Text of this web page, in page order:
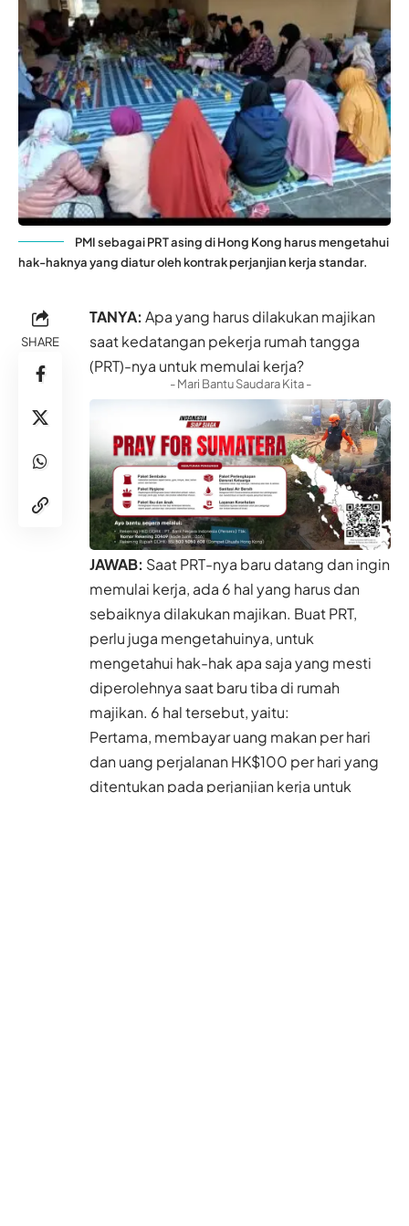
PMI sebagai PRT asing di Hong Kong harus mengetahui
hak-haknya yang diatur oleh kontrak perjanjian kerja standar.
SHARE
TANYA: Apa yang harus dilakukan majikan
saat kedatangan pekerja rumah tangga
(PRT)-nya untuk memulai kerja?
- Mari Bantu Saudara Kita -
JAWAB: Saat PRT-nya baru datang dan ingin
memulai kerja, ada 6 hal yang harus dan
sebaiknya dilakukan majikan. Buat PRT,
perlu juga mengetahuinya, untuk
mengetahui hak-hak apa saja yang mesti
diperolehnya saat baru tiba di rumah
majikan. 6 hal tersebut, yaitu:
Pertama, membayar uang makan per hari
dan uang perjalanan HK$100 per hari yang
ditentukan pada perjanjian kerja untuk